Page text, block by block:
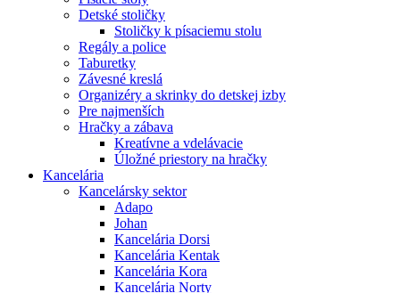
Detské stoličky
Stoličky k písaciemu stolu
Regály a police
Taburetky
Závesné kreslá
Organizéry a skrinky do detskej izby
Pre najmenších
Hračky a zábava
Kreatívne a vdelávacie
Úložné priestory na hračky
Kancelária
Kancelársky sektor
Adapo
Johan
Kancelária Dorsi
Kancelária Kentak
Kancelária Kora
Kancelária Norty